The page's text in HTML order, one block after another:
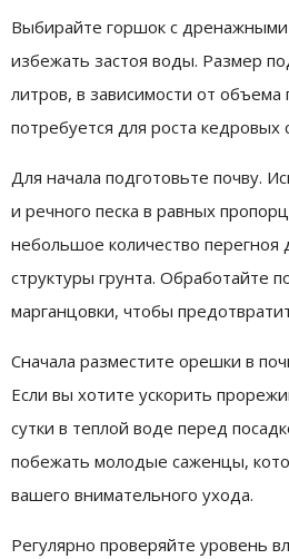
Выбирайте горшок с
избежать застоя воды. Размер
литров, в зависимости от объема
потребуется для роста кедровых
Для начала подготовьте почву.
и речного песка в равных
небольшое количество перегноя
структуры грунта. Обработайте
марганцовки, чтобы
Сначала разместите орешки в
Если вы хотите ускорить
сутки в теплой воде перед
побежать молодые саженцы,
вашего внимательного ухода.
Регулярно проверяйте уровень